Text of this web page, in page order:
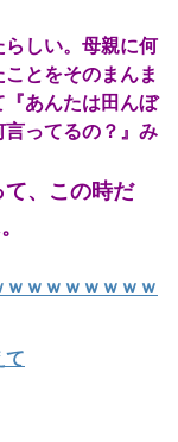
しい。母親に何
とをそのまんま
あんたは田んぼ
ってるの？』み
、この時だ
ｗｗｗｗｗｗｗ
て